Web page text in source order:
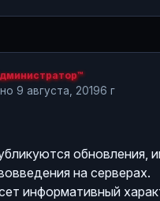
9 августа, 20196 г
обновления,
на серверах.
информативный